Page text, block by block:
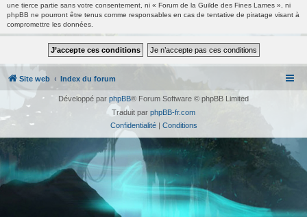
une tierce partie sans votre consentement, ni « Forum de la Guilde des Fines Lames », ni
phpBB ne pourront être tenus comme responsables en cas de tentative de piratage visant à
compromettre les données.
Site web Index du forum
Développé par phpBB® Forum Software © phpBB Limited
Traduit par phpBB-fr.com
Confidentialité| Conditions